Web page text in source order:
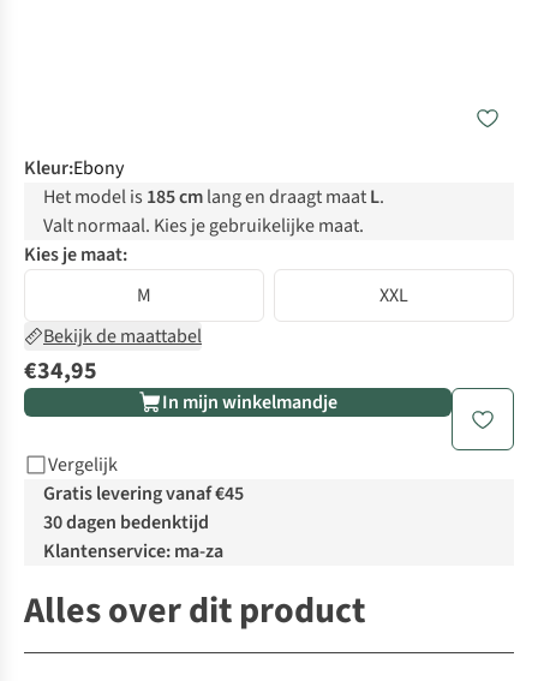
Kleur:Ebony
Het model is 185 cmlang en draagt maatL.
Valt normaal. Kies je gebruikelijke maat.
Kies je maat:
M
XXL
Bekijk de maattabel
€34,95
In mijn winkelmandje
Vergelijk
Gratis levering vanaf €45
30 dagen bedenktijd
Klantenservice: ma-za
Alles over dit product